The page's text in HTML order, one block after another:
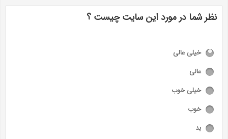
نظر شما در مورد این سایت چیست ؟
خیلی عالی
عالی
خیلی خوب
خوب
بد